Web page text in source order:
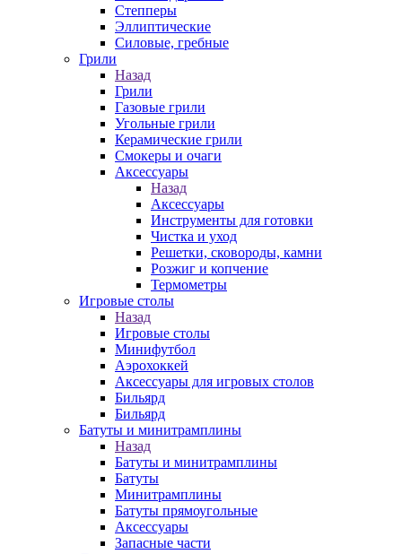
Степперы
Эллиптические
Силовые, гребные
Грили
Назад
Грили
Газовые грили
Угольные грили
Керамические грили
Смокеры и очаги
Аксессуары
Назад
Аксессуары
Инструменты для готовки
Чистка и уход
Решетки, сковороды, камни
Розжиг и копчение
Термометры
Игровые столы
Назад
Игровые столы
Минифутбол
Аэрохоккей
Аксессуары для игровых столов
Бильяpд
Бильяpд
Батуты и минитрамплины
Назад
Батуты и минитрамплины
Батуты
Минитрамплины
Батуты прямоугольные
Аксессуары
Запасные части